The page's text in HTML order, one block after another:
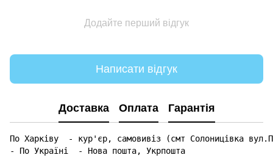
Додайте перший відгук
Написати відгук
Доставка Оплата Гарантія
По Харківу  - кур'єр, самовивіз (смт Солоницівка
- По Україні  - Нова пошта, Укрпошта